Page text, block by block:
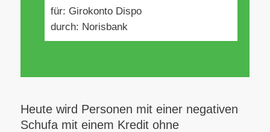
für: Girokonto Dispo
durch: Norisbank
Heute wird Personen mit einer negativen
Schufa mit einem Kredit ohne